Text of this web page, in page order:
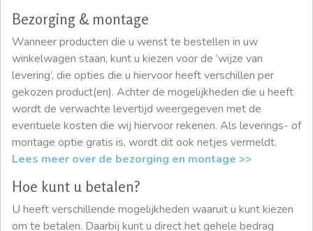
Bezorging & montage
Wanneer producten die u wenst te bestellen in uw
winkelwagen staan, kunt u kiezen voor de ‘wijze van
levering’, die opties die u hiervoor heeft verschillen per
gekozen product(en). Achter de mogelijkheden die u heeft
wordt de verwachte levertijd weergegeven met de
eventuele kosten die wij hiervoor rekenen. Als leverings- of
montage optie gratis is, wordt dit ook netjes vermeldt.
Lees meer over de bezorging en montage >>
Hoe kunt u betalen?
U heeft verschillende mogelijkheden waaruit u kunt kiezen
om te betalen. Daarbij kunt u direct het gehele bedrag